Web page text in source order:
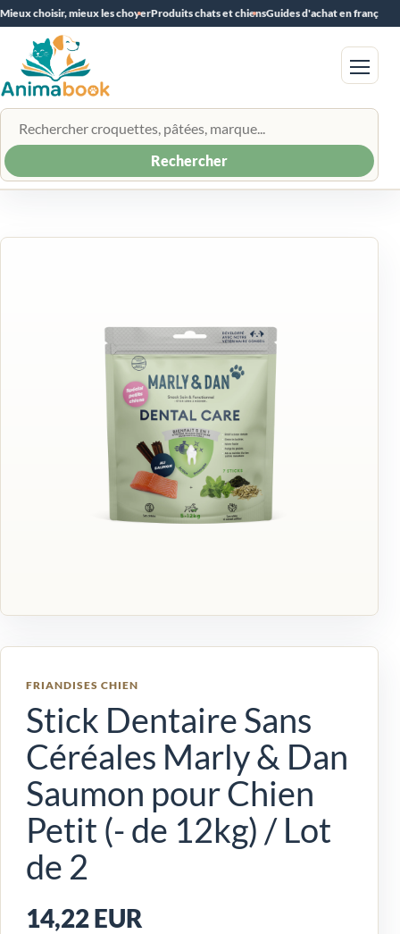
Mieux choisir, mieux les choyerProduits chats et chiensGuides d'achat en français
Rechercher un produit
Rechercher
Menu
FRIANDISES CHIEN
Stick Dentaire Sans
Céréales Marly & Dan
Saumon pour Chien
Petit (- de 12kg) / Lot
de 2
14,22 EUR